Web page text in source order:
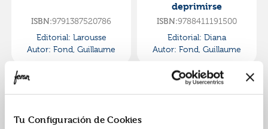
Tu Configuración de Cookies
ISBN:9791387520786
Editorial: Larousse
Autor: Fond, Guillaume
deprimirse
ISBN:9788411191500
Editorial: Diana
Autor: Fond, Guillaume